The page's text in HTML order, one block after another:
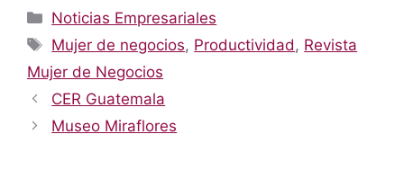
Categorías
Noticias Empresariales
Etiquetas
Mujer de negocios, Productividad , Revista
Mujer de Negocios
CER Guatemala
Museo Miraflores